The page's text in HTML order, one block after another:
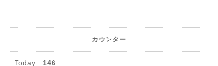
カウンター
Today : 146